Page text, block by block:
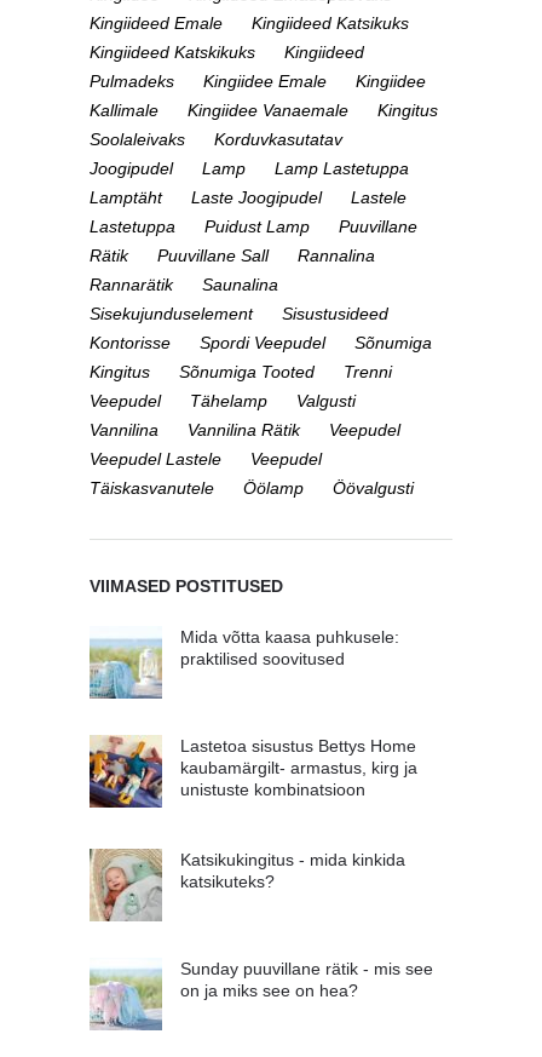
Kingiideed Emale
Kingiideed Katsikuks
Kingiideed Katskikuks
Kingiideed
Pulmadeks
Kingiidee Emale
Kingiidee
Kallimale
Kingiidee Vanaemale
Kingitus
Soolaleivaks
Korduvkasutatav
Joogipudel
Lamp
Lamp Lastetuppa
Lamptäht
Laste Joogipudel
Lastele
Lastetuppa
Puidust Lamp
Puuvillane
Rätik
Puuvillane Sall
Rannalina
Rannarätik
Saunalina
Sisekujunduselement
Sisustusideed
Kontorisse
Spordi Veepudel
Sõnumiga
Kingitus
Sõnumiga Tooted
Trenni
Veepudel
Tähelamp
Valgusti
Vannilina
Vannilina Rätik
Veepudel
Veepudel Lastele
Veepudel
Täiskasvanutele
Öölamp Öövalgusti
VIIMASED POSTITUSED
Mida võtta kaasa puhkusele:
praktilised soovitused
Lastetoa sisustus Bettys Home
kaubamärgilt- armastus, kirg ja
unistuste kombinatsioon
Katsikukingitus - mida kinkida
katsikuteks?
Sunday puuvillane rätik - mis see
on ja miks see on hea?